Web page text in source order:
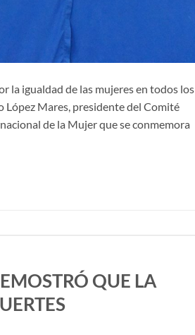
la igualdad de las mujeres en todos los
López Mares, presidente del Comité
de la Mujer que se conmemora
QUE LA